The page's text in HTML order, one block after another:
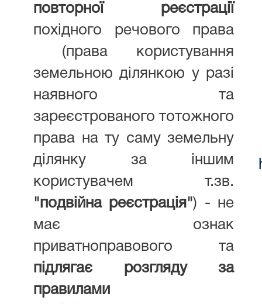
повторної реєстрації
похідного речового права
(права користування
земельною ділянкою у разі
наявного та
зареєстрованого тотожного
права на ту саму земельну
ділянку за іншим
користувачем т.зв.
"подвійна реєстрація") - не
має ознак
приватноправового та
підлягає розгляду за
правилами